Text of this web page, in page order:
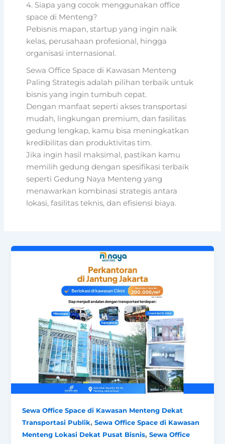
4. Siapa yang cocok menggunakan office
space di Menteng?
Pebisnis mapan, startup yang ingin naik
kelas, perusahaan profesional, hingga
organisasi internasional.
Sewa Office Space di Kawasan Menteng
Paling Strategis adalah pilihan terbaik untuk
bisnis yang ingin tumbuh cepat.
Dengan manfaat seperti akses transportasi
mudah, lingkungan premium, dan fasilitas
gedung lengkap, kamu bisa meningkatkan
kredibilitas dan produktivitas tim.
Jika ingin hasil maksimal, pastikan kamu
memilih gedung dengan spesifikasi terbaik
seperti Gedung Naya Menteng yang
menawarkan kombinasi strategis antara
lokasi, fasilitas teknis, dan efisiensi biaya.
Sewa Office Space di Kawasan Menteng Dekat
Transportasi Publik,Sewa Office Space di Kawasan
Menteng Lokasi Dekat Pusat Bisnis,Sewa Office